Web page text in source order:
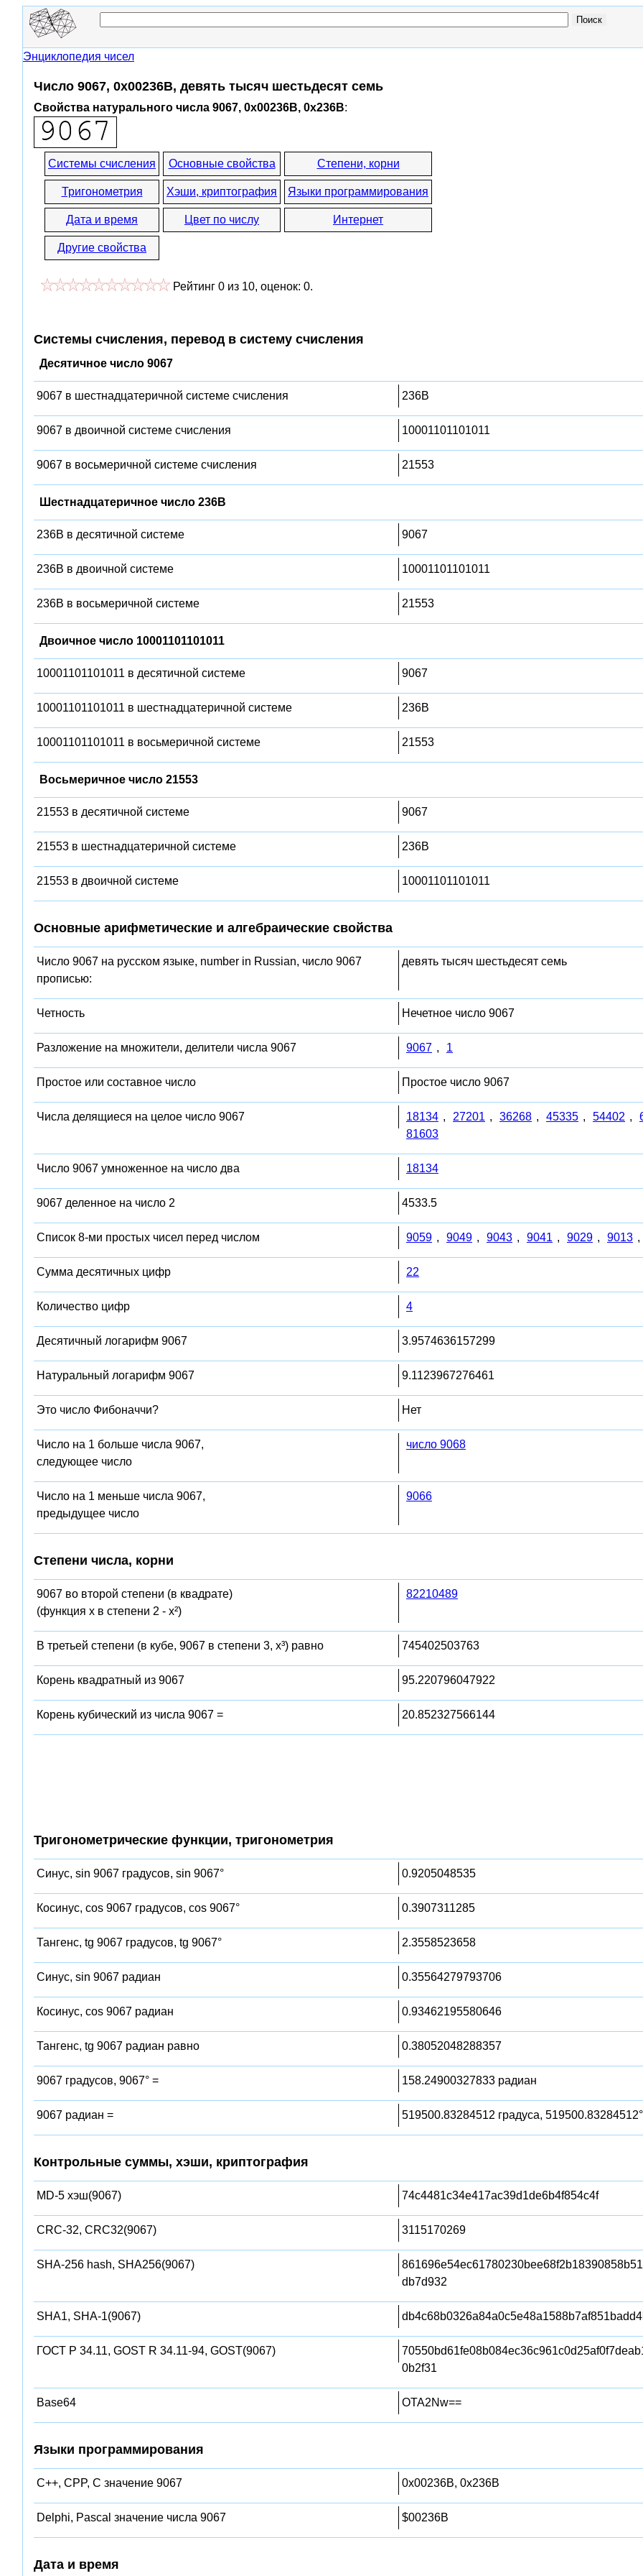
Энциклопедия чисел
Число 9067, 0x00236B, девять тысяч шестьдесят семь
Свойства натурального числа 9067, 0x00236B, 0x236B:
Системы счисления Основные свойства Степени, корни
Тригонометрия Хэши, криптография Языки программирования
Дата и время Цвет по числу Интернет
Другие свойства
Рейтинг 0 из 10, оценок: 0.
Системы счисления, перевод в систему счисления
Десятичное число 9067
9067 в шестнадцатеричной системе счисления 236B
9067 в двоичной системе счисления 10001101101011
9067 в восьмеричной системе счисления 21553
Шестнадцатеричное число 236B
236B в десятичной системе 9067
236B в двоичной системе 10001101101011
236B в восьмеричной системе 21553
Двоичное число 10001101101011
10001101101011 в десятичной системе 9067
10001101101011 в шестнадцатеричной системе 236B
10001101101011 в восьмеричной системе 21553
Восьмеричное число 21553
21553 в десятичной системе 9067
21553 в шестнадцатеричной системе 236B
21553 в двоичной системе 10001101101011
Основные арифметические и алгебраические свойства
Число 9067 на русском языке, number in Russian, число 9067
прописью:
девять тысяч шестьдесят семь
Четность Нечетное число 9067
Разложение на множители, делители числа 9067 9067 , 1
Простое или составное число Простое число 9067
Числа делящиеся на целое число 9067 18134 , 27201 , 36268 , 45335 , 54402 ,
81603
Число 9067 умноженное на число два 18134
9067 деленное на число 2 4533.5
Список 8-ми простых чисел перед числом 9059 , 9049 , 9043 , 9041 , 9029 , 9013 ,
Сумма десятичных цифр 22
Количество цифр 4
Десятичный логарифм 9067 3.9574636157299
Натуральный логарифм 9067 9.1123967276461
Это число Фибоначчи? Нет
Число на 1 больше числа 9067,
следующее число
число 9068
Число на 1 меньше числа 9067,
предыдущее число
9066
Степени числа, корни
9067 во второй степени (в квадрате)
(функция x в степени 2 - x²)
82210489
В третьей степени (в кубе, 9067 в степени 3, x³) равно 745402503763
Корень квадратный из 9067 95.220796047922
Корень кубический из числа 9067 = 20.852327566144
Тригонометрические функции, тригонометрия
Синус, sin 9067 градусов, sin 9067° 0.9205048535
Косинус, cos 9067 градусов, cos 9067° 0.3907311285
Тангенс, tg 9067 градусов, tg 9067° 2.3558523658
Синус, sin 9067 радиан 0.35564279793706
Косинус, cos 9067 радиан 0.93462195580646
Тангенс, tg 9067 радиан равно 0.38052048288357
9067 градусов, 9067° = 158.24900327833 радиан
9067 радиан = 519500.83284512 градуса, 519500.83284512°
Контрольные суммы, хэши, криптография
MD-5 хэш(9067) 74c4481c34e417ac39d1de6b4f854c4f
CRC-32, CRC32(9067) 3115170269
SHA-256 hash, SHA256(9067)
db7d932
SHA1, SHA-1(9067)
ГОСТ Р 34.11, GOST R 34.11-94, GOST(9067)
0b2f31
Base64 OTA2Nw==
Языки программирования
C++, CPP, C значение 9067 0x00236B, 0x236B
Delphi, Pascal значение числа 9067 $00236B
Дата и время